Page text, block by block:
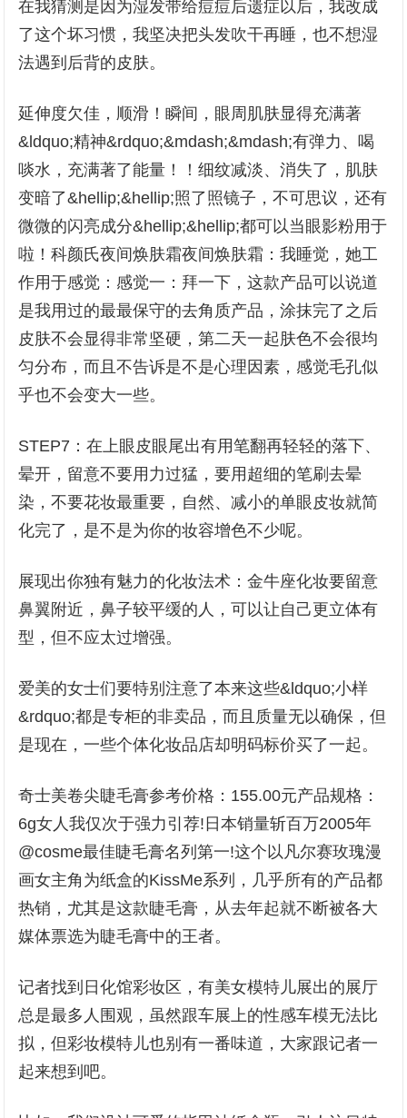
在我猜测是因为湿发带给痘痘后遗症以后，我改成
了这个坏习惯，我坚决把头发吹干再睡，也不想湿
法遇到后背的皮肤。
延伸度欠佳，顺滑！瞬间，眼周肌肤显得充满著
&ldquo;精神&rdquo;&mdash;&mdash;有弹力、喝
啖水，充满著了能量！！细纹减淡、消失了，肌肤
变暗了&hellip;&hellip;照了照镜子，不可思议，还有
微微的闪亮成分&hellip;&hellip;都可以当眼影粉用于
啦！科颜氏夜间焕肤霜夜间焕肤霜：我睡觉，她工
作用于感觉：感觉一：拜一下，这款产品可以说道
是我用过的最最保守的去角质产品，涂抹完了之后
皮肤不会显得非常坚硬，第二天一起肤色不会很均
匀分布，而且不告诉是不是心理因素，感觉毛孔似
乎也不会变大一些。
STEP7：在上眼皮眼尾出有用笔翻再轻轻的落下、
晕开，留意不要用力过猛，要用超细的笔刷去晕
染，不要花妆最重要，自然、减小的单眼皮妆就简
化完了，是不是为你的妆容增色不少呢。
展现出你独有魅力的化妆法术：金牛座化妆要留意
鼻翼附近，鼻子较平缓的人，可以让自己更立体有
型，但不应太过增强。
爱美的女士们要特别注意了本来这些&ldquo;小样
&rdquo;都是专柜的非卖品，而且质量无以确保，但
是现在，一些个体化妆品店却明码标价买了一起。
奇士美卷尖睫毛膏参考价格：155.00元产品规格：
6g女人我仅次于强力引荐!日本销量斩百万2005年
@cosme最佳睫毛膏名列第一!这个以凡尔赛玫瑰漫
画女主角为纸盒的KissMe系列，几乎所有的产品都
热销，尤其是这款睫毛膏，从去年起就不断被各大
媒体票选为睫毛膏中的王者。
记者找到日化馆彩妆区，有美女模特儿展出的展厅
总是最多人围观，虽然跟车展上的性感车模无法比
拟，但彩妆模特儿也别有一番味道，大家跟记者一
起来想到吧。